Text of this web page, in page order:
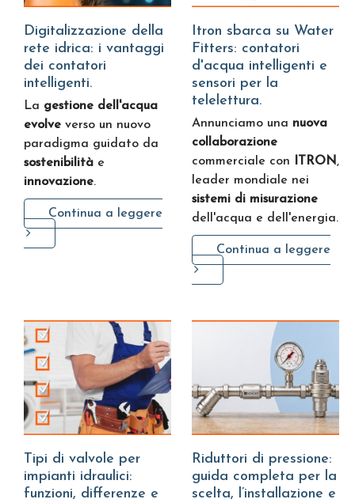
Digitalizzazione della
rete idrica: i vantaggi
dei contatori
intelligenti.
La gestione dell'acqua
evolve verso un nuovo
paradigma guidato da
sostenibilità e
innovazione.
Continua a leggere
Itron sbarca su Water
Fitters: contatori
d'acqua intelligenti e
sensori per la
telelettura.
Annunciamo una nuova
collaborazione
commerciale con ITRON,
leader mondiale nei
sistemi di misurazione
dell'acqua e dell'energia.
Continua a leggere
Tipi di valvole per
impianti idraulici:
funzioni, differenze e
Riduttori di pressione:
guida completa per la
scelta, l’installazione e